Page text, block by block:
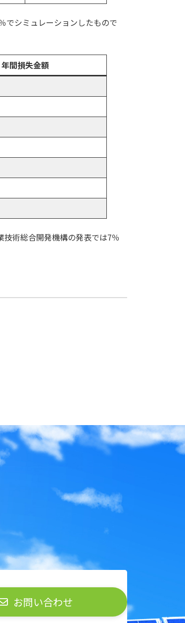
でシミュレーションしたもので
年間損失金額
術総合開発機構の発表では7％
お問い合わせ